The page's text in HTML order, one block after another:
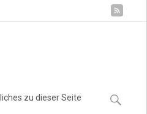
zu dieser Seite
Suchen
nach: